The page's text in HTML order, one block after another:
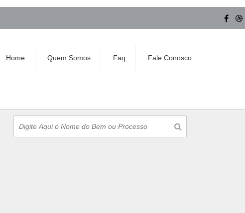
Home Quem Somos Faq Fale Conosco